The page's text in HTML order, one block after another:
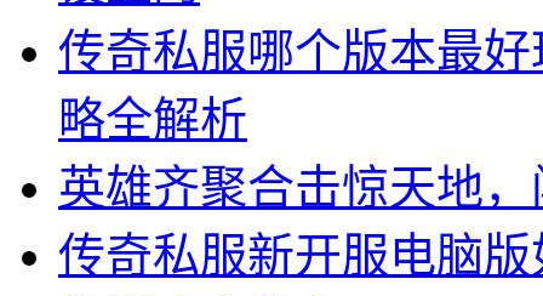
传奇私服哪个版本最
略全解析
英雄齐聚合击惊天地
传奇私服新开服电脑